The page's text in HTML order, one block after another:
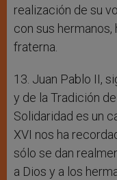
realización de su
con sus
fraterna.
13. Juan Pablo II,
y de la Tradición
Solidaridad es un
XVI nos ha
sólo se dan
a Dios y a los